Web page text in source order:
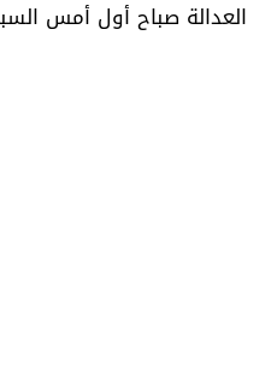
العدالة صباح أول أمس